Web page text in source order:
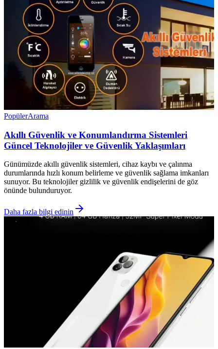
PopülerArama
Akıllı Güvenlik ve Konumlandırma Sistemleri
Güncel Teknolojiler ve Güvenlik Yaklaşımları
Günümüzde akıllı güvenlik sistemleri, cihaz kaybı ve çalınma
durumlarında hızlı konum belirleme ve güvenlik sağlama imkanları
sunuyor. Bu teknolojiler gizlilik ve güvenlik endişelerini de göz
önünde bulunduruyor.
Daha fazla bilgi edinin